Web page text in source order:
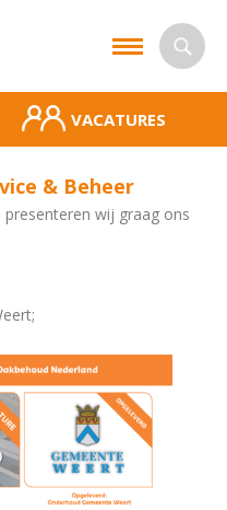
VACATURES
& Beheer
wij graag ons